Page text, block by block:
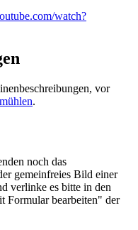
watch?
vor
.
noch das
gemeinfreies Bild einer
verlinke es bitte in den
Formular bearbeiten" der